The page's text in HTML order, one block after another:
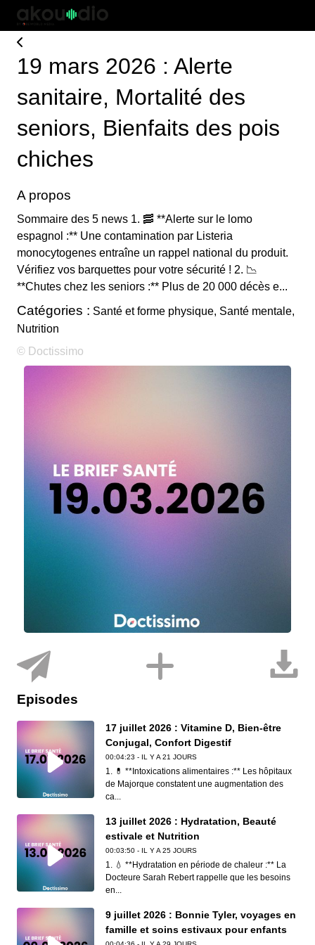
19 mars 2026 : Alerte
sanitaire, Mortalité des
seniors, Bienfaits des pois
chiches
A propos
Sommaire des 5 news 1. 🥓 **Alerte sur le lomo
espagnol :** Une contamination par Listeria
monocytogenes entraîne un rappel national du produit.
Vérifiez vos barquettes pour votre sécurité ! 2. 📉
**Chutes chez les seniors :** Plus de 20 000 décès e...
Catégories : Santé et forme physique, Santé mentale,
Nutrition
© Doctissimo
Episodes
17 juillet 2026 : Vitamine D, Bien-être
Conjugal, Confort Digestif
00:04:23 - IL Y A 21 JOURS
1. 💊 **Intoxications alimentaires :** Les hôpitaux
de Majorque constatent une augmentation des
ca...
13 juillet 2026 : Hydratation, Beauté
estivale et Nutrition
00:03:50 - IL Y A 25 JOURS
1. 💧 **Hydratation en période de chaleur :** La
Docteure Sarah Rebert rappelle que les besoins
en...
9 juillet 2026 : Bonnie Tyler, voyages en
famille et soins estivaux pour enfants